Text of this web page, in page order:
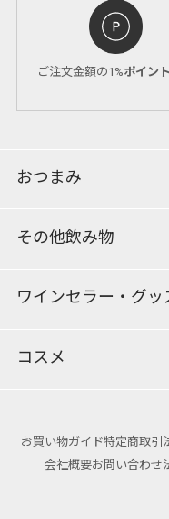
ご注文金額の1%ポイン
おつまみ
その他飲み物
ワインセラー・グッ
コスメ
お買い物ガイド特定商取引
会社概要お問い合わせ